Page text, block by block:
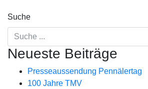
Suche
Neueste Beiträge
Presseaussendung Pennälertag
100 Jahre TMV